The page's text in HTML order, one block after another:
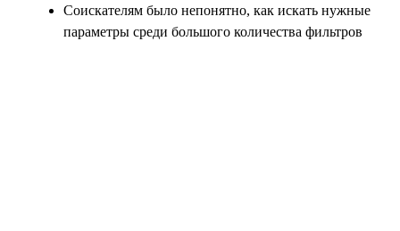
Соискателям было непонятно, как искать нужные
параметры среди большого количества фильтров